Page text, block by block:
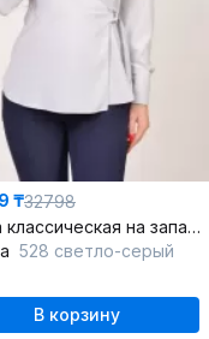
₸32798
Блуза классическая на запах из вискозы для делового и повседневного стиля
528 светло-серый
В корзину